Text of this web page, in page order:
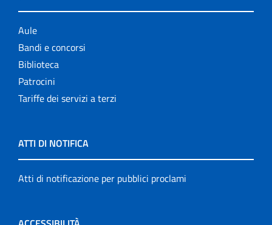
Aule
Bandi e concorsi
Biblioteca
Patrocini
Tariffe dei servizi a terzi
ATTI DI NOTIFICA
Atti di notificazione per pubblici proclami